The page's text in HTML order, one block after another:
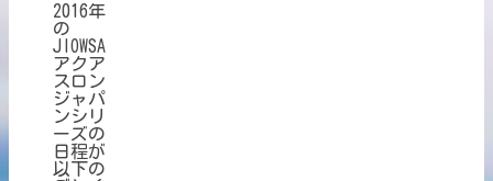
2016年
の
JIOWSA
アクア
スロン
ジャパ
ンシリ
ーズの
日程が
以下の